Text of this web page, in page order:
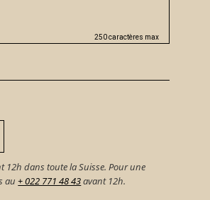
250 caractères max
12h dans toute la Suisse. Pour une
au+ 022 771 48 43avant 12h.